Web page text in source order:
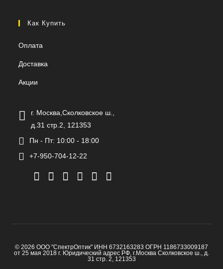
Как Купить
Оплата
Доставка
Акции
г. Москва,Сколковское ш.,
д.31 стр.2, 121353
Пн - Пт: 10:00 - 18:00
+7-950-704-12-22
© 2026 ООО "СпектрОптик" ИНН 6732163283 ОГРН 1186733009187
от 25 мая 2018 г. Юридический адрес РФ, г.Москва Сколковское ш., д.
31 стр. 2, 121353